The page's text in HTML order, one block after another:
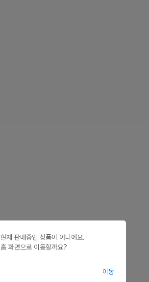
현재 판매중인 상품이 아니에요.
홈 화면으로 이동할까요?
이동